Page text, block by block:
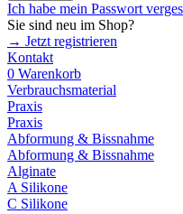
Ich habe mein Passwort
Sie sind neu im Shop?
→ Jetzt registrieren
Kontakt
0 Warenkorb
Verbrauchsmaterial
Praxis
Praxis
Abformung & Bissnahme
Abformung & Bissnahme
Alginate
A Silikone
C Silikone